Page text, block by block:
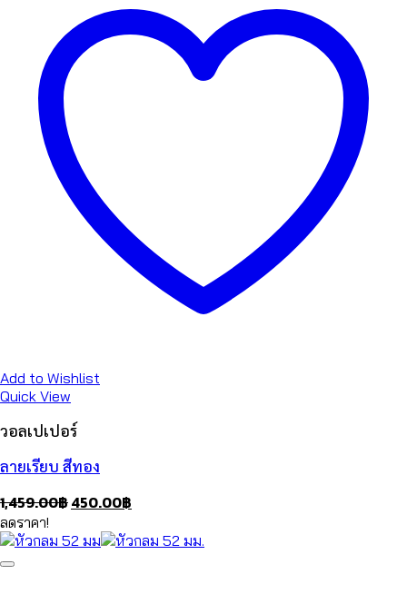
Add to Wishlist
Quick View
วอลเปเปอร์
ลายเรียบ สีทอง
1,459.00฿Original
was:
450.00฿
is:
ลดราคา!